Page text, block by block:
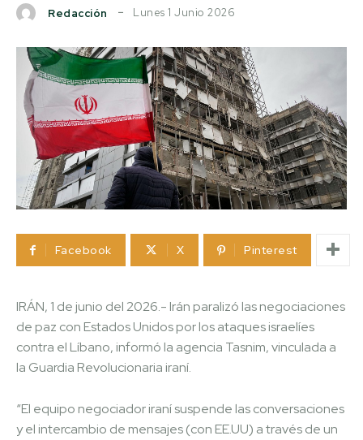
Redacción Lunes 1 Junio 2026
Facebook X Pinterest
IRÁN, 1 de junio del 2026.- Irán paralizó las negociaciones
de paz con Estados Unidos por los ataques israelíes
contra el Líbano, informó la agencia Tasnim, vinculada a
la Guardia Revolucionaria iraní.
“El equipo negociador iraní suspende las conversaciones
y el intercambio de mensajes (con EE.UU) a través de un